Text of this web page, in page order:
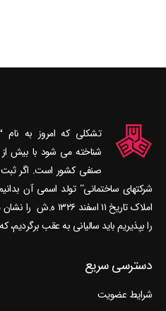
تشکلی که امروز به نام
صنفی کشور است. اگر ثبت
را بپذیریم باید سالیانی به عقب
دسترسی سریع
شرایط عضویت